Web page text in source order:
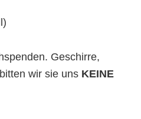
Geschirre,
wir sie uns KEINE